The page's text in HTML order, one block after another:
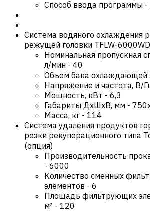
Способ ввода программы -
Система водяного охлаждения
режущей головки TFLW-
Номинальная пропускная
л/мин - 40
Объем бака охлаждающей
Напряжение и частота, В/
Мощность, кВт - 6,3
Габариты ДхШхВ, мм -
Масса, кг - 114
Система удаления продуктов
резки рекуперационного типа
(опция)
Производительность
- 6000
Количество сменных
элементов - 6
Площадь фильтрующих
м² - 120